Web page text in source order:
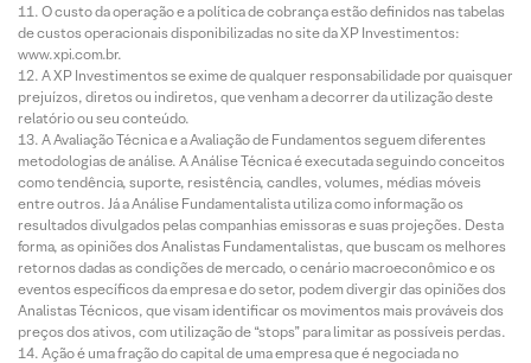
O custo da operação e a política de cobrança estão definidos nas tabelas
de custos operacionais disponibilizadas no site da XP Investimentos:
www.xpi.com.br.
A XP Investimentos se exime de qualquer responsabilidade por quaisquer
prejuízos, diretos ou indiretos, que venham a decorrer da utilização deste
relatório ou seu conteúdo.
A Avaliação Técnica e a Avaliação de Fundamentos seguem diferentes
metodologias de análise. A Análise Técnica é executada seguindo conceitos
como tendência, suporte, resistência, candles, volumes, médias móveis
entre outros. Já a Análise Fundamentalista utiliza como informação os
resultados divulgados pelas companhias emissoras e suas projeções. Desta
forma, as opiniões dos Analistas Fundamentalistas, que buscam os melhores
retornos dadas as condições de mercado, o cenário macroeconômico e os
eventos específicos da empresa e do setor, podem divergir das opiniões dos
Analistas Técnicos, que visam identificar os movimentos mais prováveis dos
preços dos ativos, com utilização de “stops” para limitar as possíveis perdas.
Ação é uma fração do capital de uma empresa que é negociada no